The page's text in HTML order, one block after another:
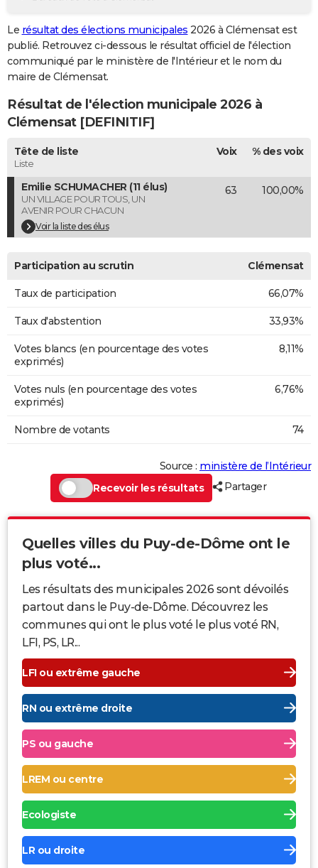
GUIDES D'ACHAT
BONS PLANS
CARTE DE VOEUX
Carte de Noël
Carte Bonne année
Carte Saint-Valentin
Carte Pâques
Carte d'anniversaire
Dictionnaire
Biographies
Citations
Expressions
Proverbes
PROGRAMME TV
COPAINS D'AVANT
S'inscrire
Se connecter
Lycées
Collèges
Primaires
Universités
Entreprises
Service militaire
Avis de recherche
AVIS DE DÉCÈS
Bricolage
Lifestyle
Culture
Sport
Auto
Television
Voyage
Cinema
Le résultat des élections municipales 2026 à Clémensat est
publié. Retrouvez ci-dessous le résultat officiel de l'élection
communiqué par le ministère de l'Intérieur et le nom du
maire de Clémensat.
Résultat de l'élection municipale 2026 à
Clémensat [DEFINITIF]
Tête de liste
Liste
Voix % des voix
Emilie SCHUMACHER (11 élus)
UN VILLAGE POUR TOUS, UN
AVENIR POUR CHACUN
Voir la liste des élus
63 100,00%
Participation au scrutin Clémensat
Taux de participation 66,07%
Taux d'abstention 33,93%
Votes blancs (en pourcentage des votes
exprimés)
8,11%
Votes nuls (en pourcentage des votes
exprimés)
6,76%
Nombre de votants 74
Source : ministère de l’Intérieur
Recevoir les résultats
Partager
Quelles villes du Puy-de-Dôme ont le
plus voté...
Les résultats des municipales 2026 sont dévoilés
partout dans le Puy-de-Dôme. Découvrez les
communes qui ont le plus voté le plus voté RN,
LFI, PS, LR...
LFI ou extrême gauche
RN ou extrême droite
PS ou gauche
LREM ou centre
Ecologiste
LR ou droite